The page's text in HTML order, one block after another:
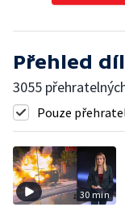
Přehled
3055
Pouze
30 min